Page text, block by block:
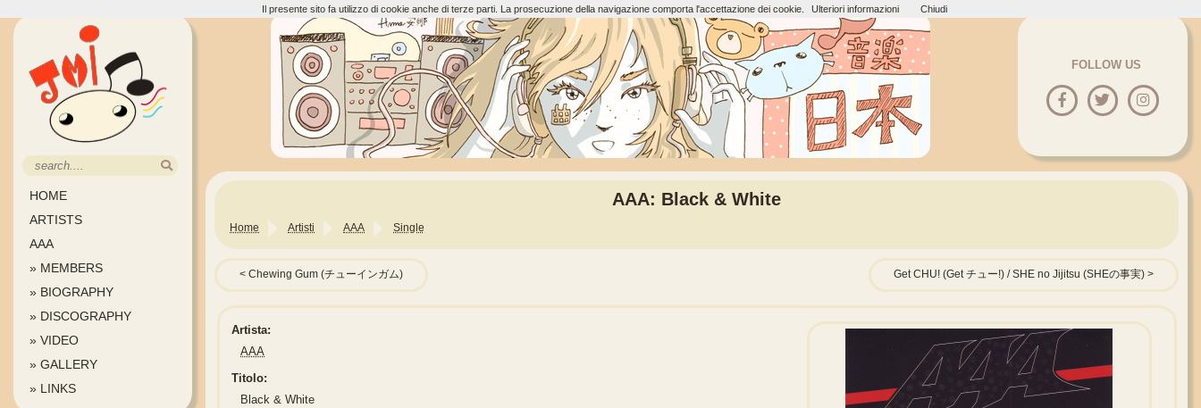
HOME
ARTISTS
AAA
» MEMBERS
» BIOGRAPHY
» DISCOGRAPHY
» VIDEO
» GALLERY
» LINKS
FOLLOW US
AAA: Black & White
Home Artisti AAA Single
Chewing Gum (チューインガム) Get CHU! (Get チュー!) / SHE no Jijitsu (SHEの事実)
Artista:
AAA
Titolo:
Black & White
Il presente sito fa utilizzo di cookie anche di terze parti. La prosecuzione della navigazione comporta l'accettazione dei cookie. Ulteriori informazioni Chiudi